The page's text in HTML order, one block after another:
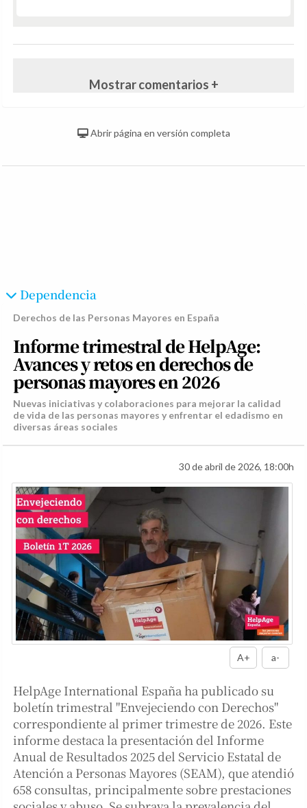
Mostrar comentarios +
Abrir página en versión completa
Dependencia
Derechos de las Personas Mayores en España
Informe trimestral de HelpAge:
Avances y retos en derechos de
personas mayores en 2026
Nuevas iniciativas y colaboraciones para mejorar la calidad
de vida de las personas mayores y enfrentar el edadismo en
diversas áreas sociales
30 de abril de 2026, 18:00h
A+ a-
HelpAge International España ha publicado su
boletín trimestral "Envejeciendo con Derechos"
correspondiente al primer trimestre de 2026. Este
informe destaca la presentación del Informe
Anual de Resultados 2025 del Servicio Estatal de
Atención a Personas Mayores (SEAM), que atendió
658 consultas, principalmente sobre prestaciones